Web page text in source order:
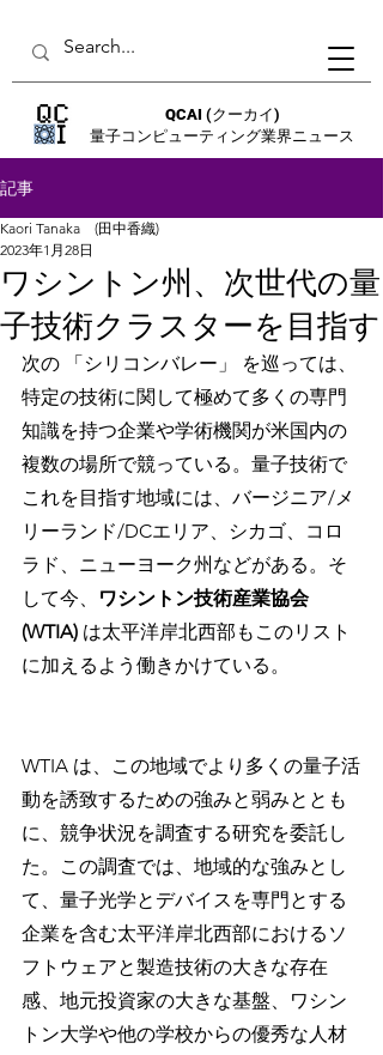
QCAI (クーカイ)
量子コンピューティング業界ニュース
記事
ワシントン州、次世代の量
子技術クラスターを目指す
Kaori Tanaka (田中香織)
2023年1月28日
次の 「シリコンバレー」 を巡っては、
特定の技術に関して極めて多くの専門
知識を持つ企業や学術機関が米国内の
複数の場所で競っている。量子技術で
これを目指す地域には、バージニア/メ
リーランド/DCエリア、シカゴ、コロ
ラド、ニューヨーク州などがある。そ
して今、
ワシントン技術産業協会
(WTIA) は太平洋岸北西部もこのリスト
に加えるよう働きかけている。
WTIA は、この地域でより多くの量子活
動を誘致するための強みと弱みととも
に、競争状況を調査する研究を委託し
た。この調査では、地域的な強みとし
て、量子光学とデバイスを専門とする
企業を含む太平洋岸北西部におけるソ
フトウェアと製造技術の大きな存在
感、地元投資家の大きな基盤、ワシン
トン大学や他の学校からの優秀な人材